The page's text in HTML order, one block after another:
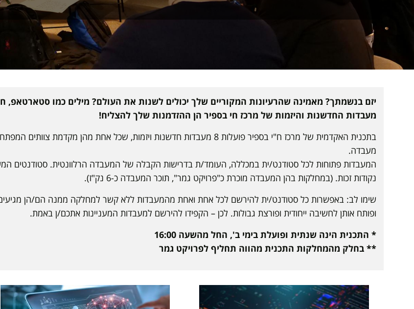
יזם בנשמתך? מאמינה שהרעיונות המקוריים שלך יכולים לשנות את העולם? מילים כמו סטארטאפ,
מעבדות החדשנות והיזמות של מרכז חי בספיר הן ההזדמנות שלך להצליח!
בתכנית האקדמית של מרכז ח"י בספיר פועלות 8 מעבדות חדשנות ויזמות, שכל אחת
מעבדה.
נקודות זכות. (במחלקות בהן המעבדה מוכרת כ"פרויקט גמר", תוכר המעבדה כ-6 נק"ז).
שימו לב: באפשרות כל סטודנט/ית להירשם לכל אחת ואחת מהמעבדות ללא קשר למחלקה ממנה הם/הן מגיעים/
ופותח אותן לחשיבה ייחודית ופורצת גבולות. לכן – הקפידו להירשם למעבדות המעניינות אתכם/ן באמת.
* התכנית הינה שנתית ופועלת בימי ב', החל מהשעה 16:00
** בחלק מהמחלקות התכנית מהווה תחליף לפרויקט גמר